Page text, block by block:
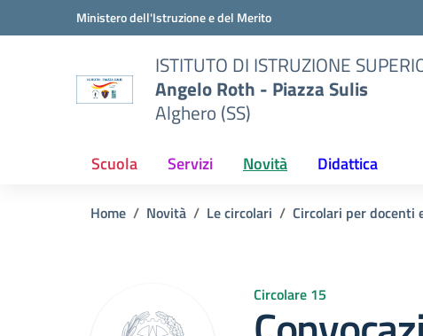
Vai ai contenuti
Vai al menu di navigazioneMinistero dell'Istruzione e del Merito
ISTITUTO DI ISTRUZIONE
Angelo Roth - Piazza Sulis
Alghero (SS)
Scuola Servizi Novità Didattica
Home Novità Le circolari Circolari per docenti
Circolare 15